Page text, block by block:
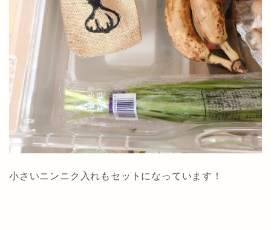
小さいニンニク入れもセットになっています！